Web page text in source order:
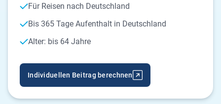
Für Reisen nach Deutschland
Bis 365 Tage Aufenthalt in Deutschland
Alter: bis 64 Jahre
Individuellen Beitrag berechnen